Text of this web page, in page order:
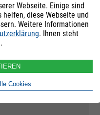
Webseite. Einige sind
diese Webseite und
Weitere Informationen
. Ihnen steht
Cookies